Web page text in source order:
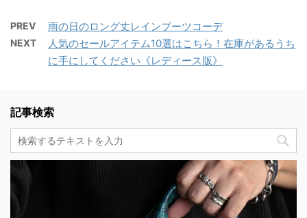
PREV 雨の日のロング丈レインブーツコーデ
NEXT
人気のセールアイテム10選はこちら！在庫があるうち
に手にしてください《レディース版》
記事検索